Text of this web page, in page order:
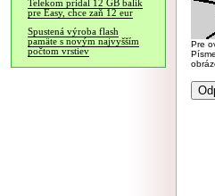
Telekom pridal 12 GB balík
pre Easy, chce zaň 12 eur
Spustená výroba flash
pamäte s novým najvyšším
počtom vrstiev
Pre